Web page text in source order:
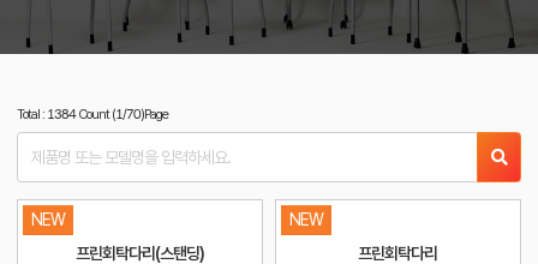
Total : 1384 Count (1/70)Page
NEW
프린회탁다리(스탠딩)
NEW
프린회탁다리